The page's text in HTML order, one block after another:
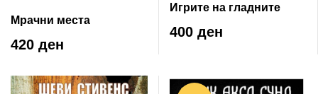
Мрачни места
420 ден
Игрите на гладните
400 ден